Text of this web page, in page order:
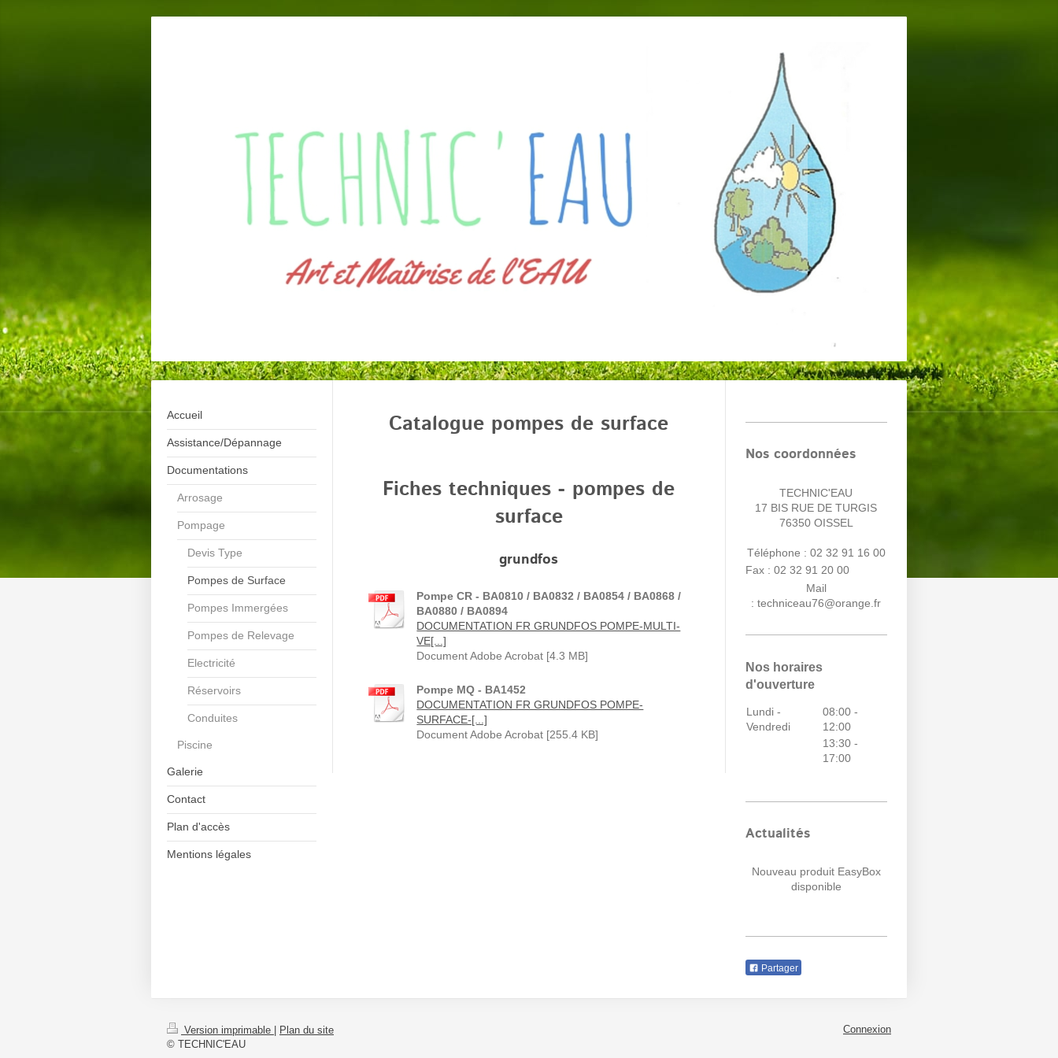
Accueil
Assistance/Dépannage
Documentations
Arrosage
Pompage
Devis Type
Pompes de Surface
Pompes Immergées
Pompes de Relevage
Electricité
Réservoirs
Conduites
Piscine
Galerie
Contact
Plan d'accès
Mentions légales
Catalogue pompes de surface
Fiches techniques - pompes de
surface
grundfos
Pompe CR - BA0810 / BA0832 / BA0854 / BA0868 /
BA0880 / BA0894
DOCUMENTATION FR GRUNDFOS POMPE-MULTI-
VE[...]
Document Adobe Acrobat [4.3 MB]
Pompe MQ - BA1452
DOCUMENTATION FR GRUNDFOS POMPE-
SURFACE-[...]
Document Adobe Acrobat [255.4 KB]
Nos coordonnées
TECHNIC'EAU
17 BIS RUE DE TURGIS
76350 OISSEL
Téléphone : 02 32 91 16 00
Fax : 02 32 91 20 00
Mail
:techniceau76@orange.fr
Nos horaires
d'ouverture
Lundi -
Vendredi
08:00-
12:00
13:30-
17:00
Actualités
Nouveau produit EasyBox
disponible
Partager
Version imprimable
Plan du site
© TECHNIC'EAU
Connexion